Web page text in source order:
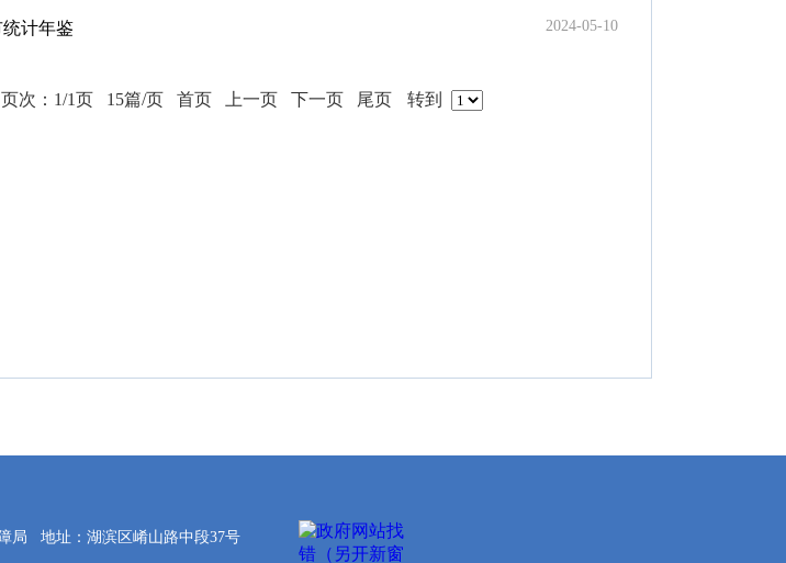
统计年鉴 2024-05-10
页次：1/1页 15篇/页 首页 上一页 下一页 尾页 转到
局 地址：湖滨区崤山路中段37号